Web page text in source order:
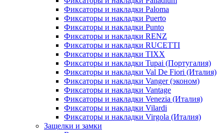
Фиксаторы и накладки Paloma
Фиксаторы и накладки Puerto
Фиксаторы и накладки Punto
Фиксаторы и накладки RENZ
Фиксаторы и накладки RUCETTI
Фиксаторы и накладки TIXX
Фиксаторы и накладки Tupai (Португалия)
Фиксаторы и накладки Val De Fiori (Италия)
Фиксаторы и накладки Vanger (эконом)
Фиксаторы и накладки Vantage
Фиксаторы и накладки Venezia (Италия)
Фиксаторы и накладки Vilardi
Фиксаторы и накладки Virgola (Италия)
Защелки и замки